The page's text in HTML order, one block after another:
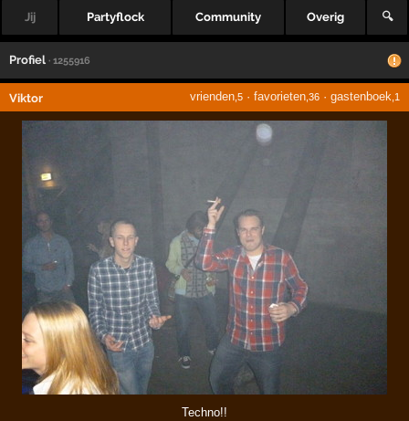
Jij Partyflock Community Overig 🔍
Profiel · 1255916
Viktor vrienden,5· favorieten,36· gastenboek ,1
Techno!!